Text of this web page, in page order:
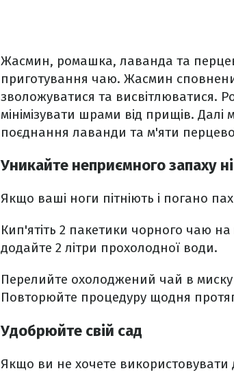
Жасмин, ромашка, лаванда та
приготування чаю. Жасмин
зволожуватися та висвітлюватися.
мінімізувати шрами від прищів.
поєднання лаванди та м'яти
Уникайте неприємного запаху
Якщо ваші ноги пітніють і погано
Кип'ятіть 2 пакетики чорного чаю
додайте 2 літри прохолодної води.
Перелийте охолоджений чай в
Повторюйте процедуру щодня
Удобрюйте свій сад
Якщо ви не хочете